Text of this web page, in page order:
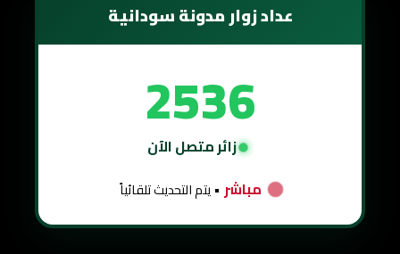
عداد زوار مدونة سودانية
2536
زائر متصل الآن
مباشر • يتم التحديث تلقائياً